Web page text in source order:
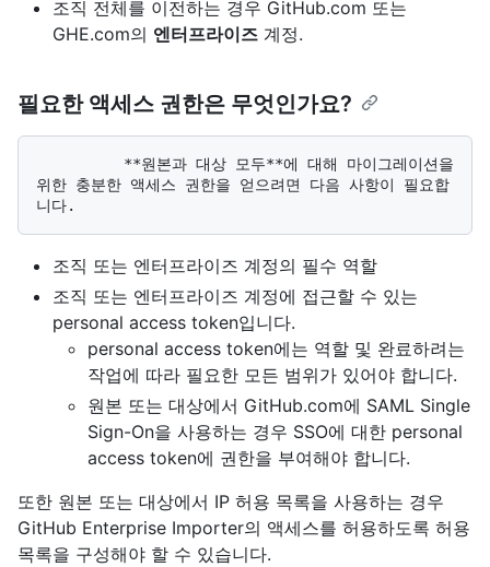
조직 전체를 이전하는 경우 GitHub.com 또는
GHE.com의 엔터프라이즈 계정.
필요한 액세스 권한은 무엇인가요?
위한 충분한 액세스 권한을 얻으려면 다음 사항이 필요합
조직 또는 엔터프라이즈 계정의 필수 역할
조직 또는 엔터프라이즈 계정에 접근할 수 있는
personal access token입니다.
personal access token에는 역할 및 완료하려는
작업에 따라 필요한 모든 범위가 있어야 합니다.
원본 또는 대상에서 GitHub.com에 SAML Single
Sign-On을 사용하는 경우 SSO에 대한 personal
access token에 권한을 부여해야 합니다.
또한 원본 또는 대상에서 IP 허용 목록을 사용하는 경우
GitHub Enterprise Importer의 액세스를 허용하도록 허용
목록을 구성해야 할 수 있습니다.